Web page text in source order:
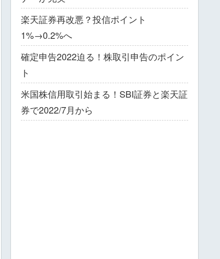
楽天証券再改悪？投信ポイント
1%→0.2%へ
確定申告2022迫る！株取引申告のポイン
ト
米国株信用取引始まる！SBI証券と楽天証
券で2022/7月から